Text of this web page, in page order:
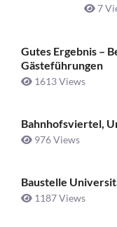
7
Gutes Ergebnis –
Gästeführungen
1613 Views
Bahnhofsviertel,
976 Views
Baustelle
1187 Views